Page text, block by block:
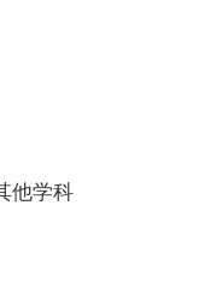
他学科